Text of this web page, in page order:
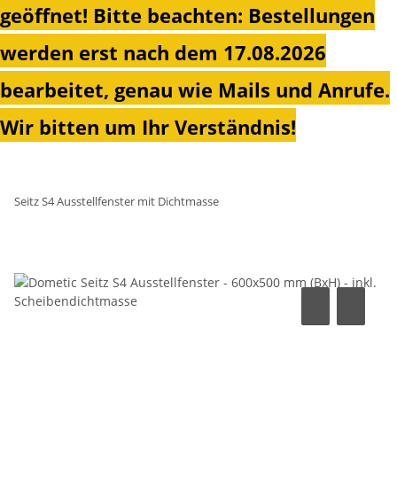
geöffnet! Bitte beachten: Bestellungen
werden erst nach dem 17.08.2026
bearbeitet, genau wie Mails und Anrufe.
Wir bitten um Ihr Verständnis!
Seitz S4 Ausstellfenster mit Dichtmasse